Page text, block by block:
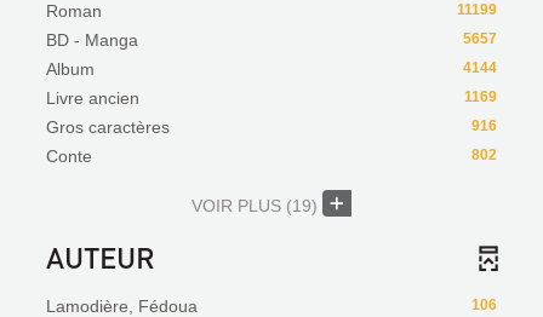
11199
Roman
5657
BD - Manga
4144
Album
1169
Livre ancien
916
Gros caractères
802
Conte
VOIR PLUS (19)
AUTEUR
106
Lamodière, Fédoua